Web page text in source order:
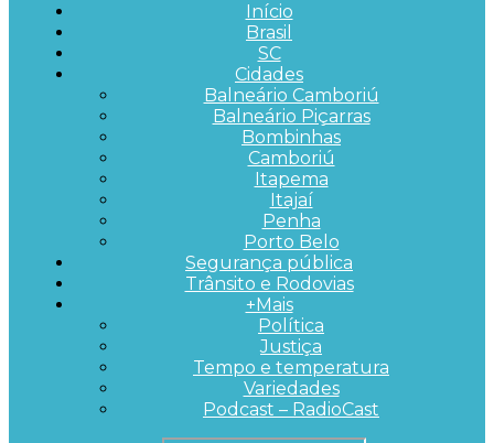
Início
Brasil
SC
Cidades
Balneário Camboriú
Balneário Piçarras
Bombinhas
Camboriú
Itapema
Itajaí
Penha
Porto Belo
Segurança pública
Trânsito e Rodovias
+Mais
Política
Justiça
Tempo e temperatura
Variedades
Podcast – RadioCast